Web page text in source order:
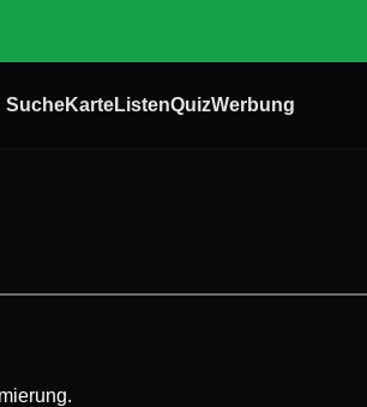
SucheKarteListenQuizWerbung